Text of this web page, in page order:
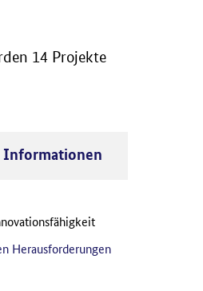
14 Projekte
Herausforderungen